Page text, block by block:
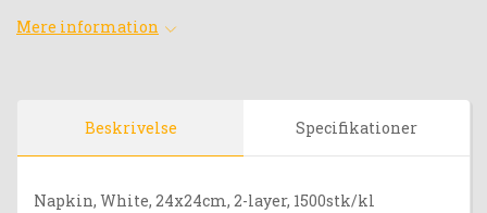
Mere information
Beskrivelse Specifikationer
Napkin, White, 24x24cm, 2-layer, 1500stk/kl